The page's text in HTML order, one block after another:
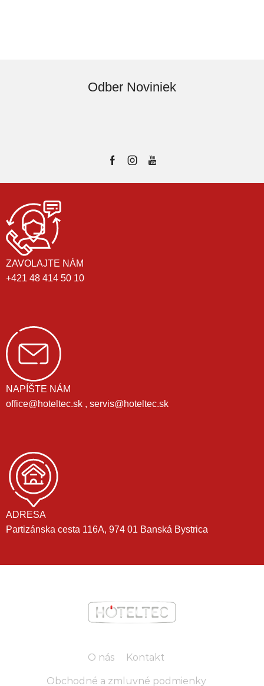
Odber Noviniek
ZAVOLAJTE NÁM
+421 48 414 50 10
NAPÍŠTE NÁM
office@hoteltec.sk , servis@hoteltec.sk
ADRESA
Partizánska cesta 116A, 974 01 Banská Bystrica
O nás Kontakt
Obchodné a zmluvné podmienky